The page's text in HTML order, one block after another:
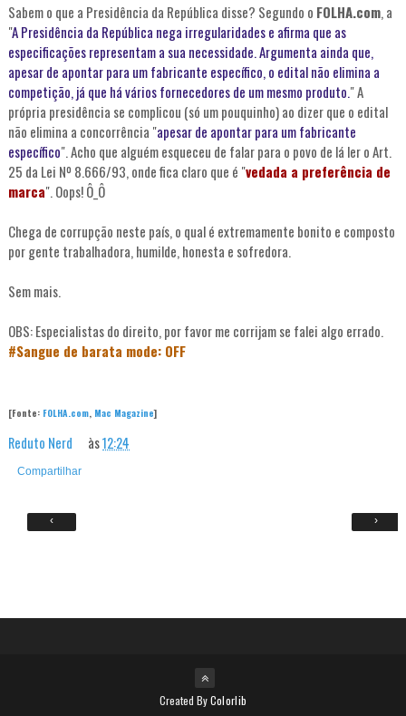
Sabem o que a Presidência da República disse? Segundo o FOLHA.com, a
"A Presidência da República nega irregularidades e afirma que as
especificações representam a sua necessidade. Argumenta ainda que,
apesar de apontar para um fabricante específico, o edital não elimina a
competição, já que há vários fornecedores de um mesmo produto." A
própria presidência se complicou (só um pouquinho) ao dizer que o edital
não elimina a concorrência "apesar de apontar para um fabricante
específico". Acho que alguém esqueceu de falar para o povo de lá ler o Art.
25 da Lei Nº 8.666/93, onde fica claro que é "vedada a preferência de
marca". Oops! Ô_Ô
Chega de corrupção neste país, o qual é extremamente bonito e composto
por gente trabalhadora, humilde, honesta e sofredora.
Sem mais.
OBS: Especialistas do direito, por favor me corrijam se falei algo errado.
#Sangue de barata mode: OFF
[Fonte: FOLHA.com, Mac Magazine]
Reduto Nerd às12:24
Compartilhar
‹ ›
Created ByColorlib